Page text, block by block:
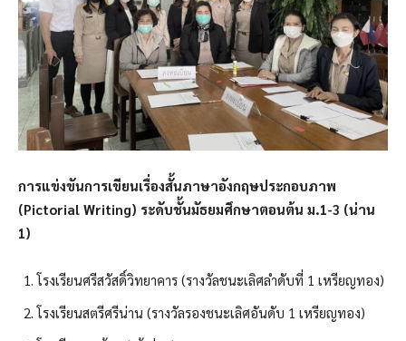
การแข่งขันการเขียนเรื่องสั้นภาษาอังกฤษประกอบภาพ
(Pictorial Writing) ระดับชั้นมัธยมศึกษาตอนต้น ม.1-3 (น่าน
1)
โรงเรียนศรีสวัสดิ์วิทยาคาร (รางวัลชนะเลิศลำดับที่ 1 เหรียญทอง)
โรงเรียนสตรีศรีน่าน (รางวัลรองชนะเลิศอันดับ 1 เหรียญทอง)